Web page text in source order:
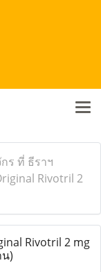
ร ที่ ธีราฯ
Rivotril 2
Rivotril 2 mg
)